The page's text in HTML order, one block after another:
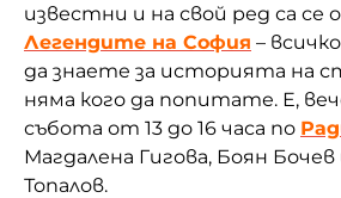
известни и на свой ред са се
Легендите на София –
да знаете за историята на
няма кого да попитате. Е,
събота от 13 до 16 часа по
Магдалена Гигова, Боян
Топалов.